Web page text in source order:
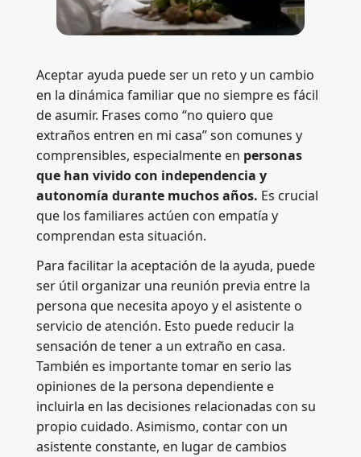
Aceptar ayuda puede ser un reto y un cambio
en la dinámica familiar que no siempre es fácil
de asumir. Frases como “no quiero que
extraños entren en mi casa” son comunes y
comprensibles, especialmente en personas
que han vivido con independencia y
autonomía durante muchos años. Es crucial
que los familiares actúen con empatía y
comprendan esta situación.
Para facilitar la aceptación de la ayuda, puede
ser útil organizar una reunión previa entre la
persona que necesita apoyo y el asistente o
servicio de atención. Esto puede reducir la
sensación de tener a un extraño en casa.
También es importante tomar en serio las
opiniones de la persona dependiente e
incluirla en las decisiones relacionadas con su
propio cuidado. Asimismo, contar con un
asistente constante, en lugar de cambios